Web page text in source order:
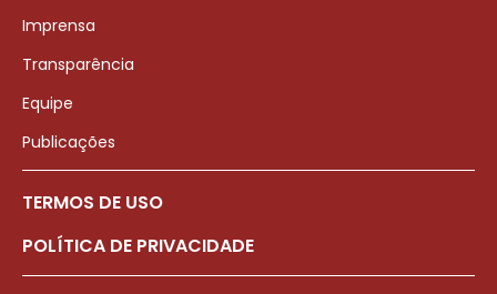
Imprensa
Transparência
Equipe
Publicações
TERMOS DE USO
POLÍTICA DE PRIVACIDADE